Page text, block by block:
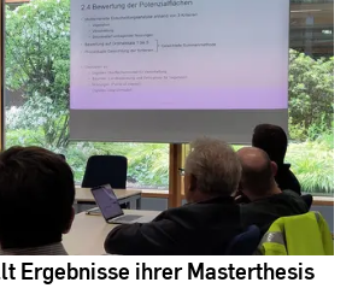
Ergebnisse ihrer Masterthesis